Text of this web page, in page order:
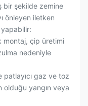
bir şekilde zemine
önleyen iletken
yapabilir:
montaj, çip üretimi
nedeniyle
patlayıcı gaz ve toz
olduğu yangın veya